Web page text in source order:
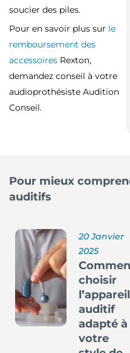
soucier des piles.
Pour en savoir plus sur le
remboursement des
accessoires Rexton,
demandez conseil à votre
audioprothésiste Audition
Conseil.
Pour mieux
auditifs
20 Janvier
2025
choisir
l’appareil
auditif
adapté à
votre